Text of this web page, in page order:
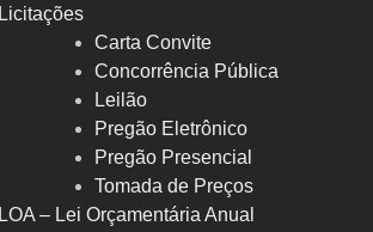
Licitações
Carta Convite
Concorrência Pública
Leilão
Pregão Eletrônico
Pregão Presencial
Tomada de Preços
LOA – Lei Orçamentária Anual